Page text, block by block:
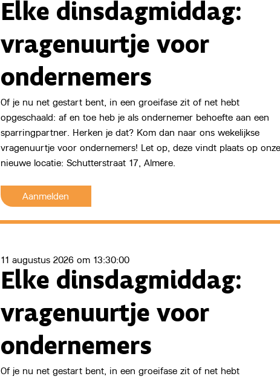
Start Now
Elke dinsdagmiddag:
vragenuurtje voor
ondernemers
Of je nu net gestart bent, in een groeifase zit of net hebt
opgeschaald: af en toe heb je als ondernemer behoefte aan een
sparringpartner. Herken je dat? Kom dan naar ons wekelijkse
vragenuurtje voor ondernemers! Let op, deze vindt plaats op onze
nieuwe locatie: Schutterstraat 17, Almere.
Aanmelden
Start Now
11 augustus 2026 om 13:30:00
Elke dinsdagmiddag:
vragenuurtje voor
ondernemers
Of je nu net gestart bent, in een groeifase zit of net hebt